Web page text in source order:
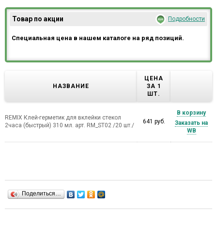
Товар по акции Подробности
Специальная цена в нашем каталоге на ряд позиций.
НАЗВАНИЕ
ЦЕНА
ЗА 1
ШТ.
REMIX Клей-герметик для вклейки стекол
2часа (быстрый) 310 мл. арт. RM_ST02 /20 шт./
641 руб.
В корзину
Заказать на
WB
Поделиться…